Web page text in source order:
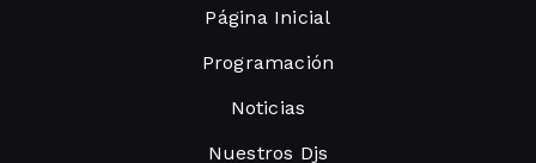
Página Inicial
Programación
Noticias
Nuestros Djs